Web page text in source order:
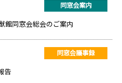
同窓会案内
館同窓会総会のご案内
同窓会議事録
告